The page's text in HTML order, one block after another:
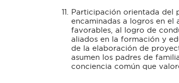
Participación orientada del
encaminadas a logros en
favorables, al logro de
aliados en la formación y
de la elaboración de
asumen los padres de
conciencia común que